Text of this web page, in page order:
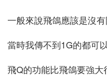
一般來說飛鴿應該是沒有
當時我傳不到1G的都可以
飛Q的功能比飛鴿要強大